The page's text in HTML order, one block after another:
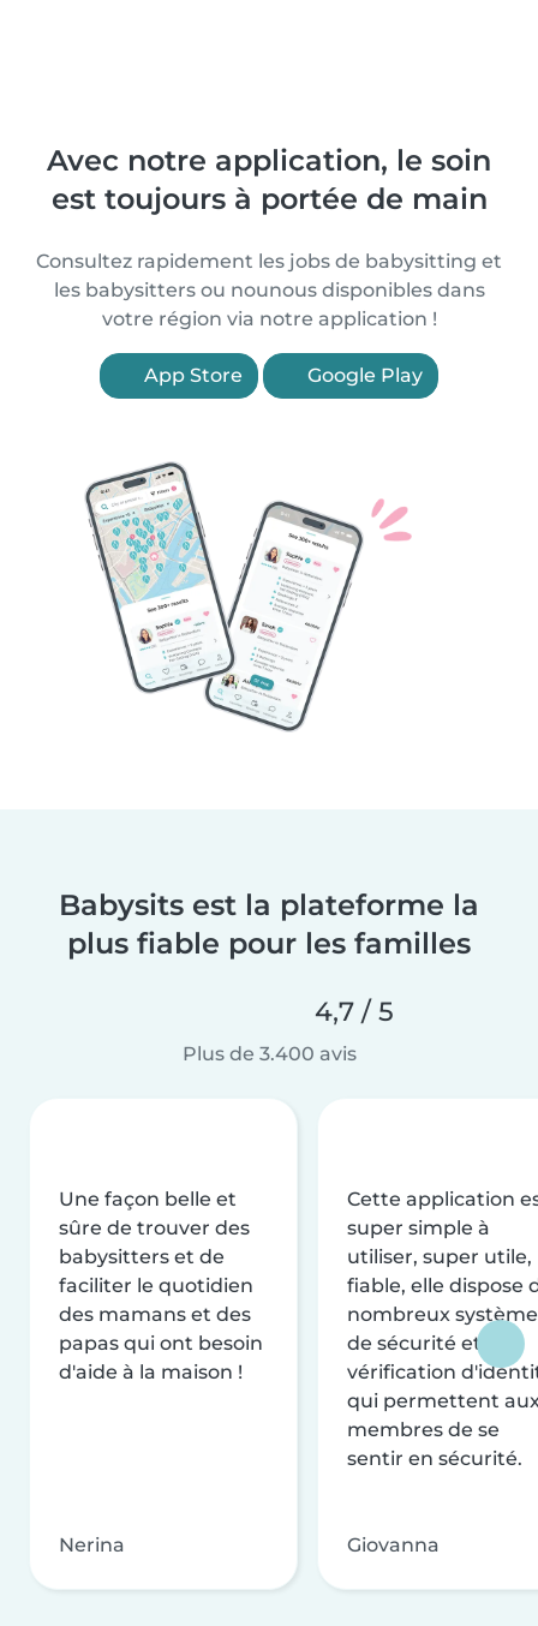
Avec notre application, le soin
est toujours à portée de main
Consultez rapidement les jobs de babysitting et
les babysitters ou nounous disponibles dans
votre région via notre application !
App Store Google Play
Babysits est la plateforme la
plus fiable pour les familles
4,7 / 5
Plus de 3.400 avis
Une façon belle et
sûre de trouver des
babysitters et de
faciliter le quotidien
des mamans et des
papas qui ont besoin
d'aide à la maison !
Nerina
Cette application
super simple à
utiliser, super utile,
fiable, elle dispose
nombreux
de sécurité et de
vérification
qui permettent
membres de se
sentir en sécurité.
Giovanna